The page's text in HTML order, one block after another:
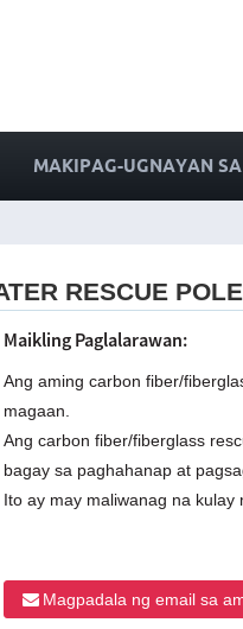
MAKIPAG-UGNAYAN
RESCUE
Maikling Paglalarawan:
Ang aming carbon fiber/
magaan.
Ang carbon fiber/fiberglass
bagay sa paghahanap at
Ito ay may maliwanag na kulay
Magpadala ng email sa